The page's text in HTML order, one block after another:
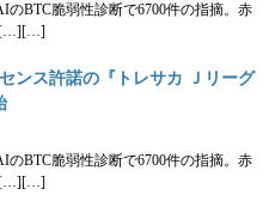
のBTC脆弱性診断で6700件の指摘。赤
[…][…]
ンス許諾の『トレサカ Ｊリーグ
のBTC脆弱性診断で6700件の指摘。赤
[…][…]